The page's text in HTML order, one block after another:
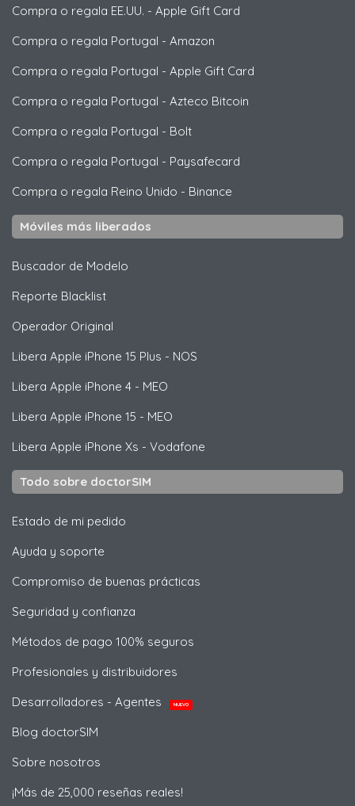
Compra o regala EE.UU. - Apple Gift Card
Compra o regala Portugal - Amazon
Compra o regala Portugal - Apple Gift Card
Compra o regala Portugal - Azteco Bitcoin
Compra o regala Portugal - Bolt
Compra o regala Portugal - Paysafecard
Compra o regala Reino Unido - Binance
Móviles más liberados
Buscador de Modelo
Reporte Blacklist
Operador Original
Libera Apple iPhone 15 Plus - NOS
Libera Apple iPhone 4 - MEO
Libera Apple iPhone 15 - MEO
Libera Apple iPhone Xs - Vodafone
Todo sobre doctorSIM
Estado de mi pedido
Ayuda y soporte
Compromiso de buenas prácticas
Seguridad y confianza
Métodos de pago 100% seguros
Profesionales y distribuidores
Desarrolladores - Agentes
NUEVO
Blog doctorSIM
Sobre nosotros
¡Más de 25,000 reseñas reales!